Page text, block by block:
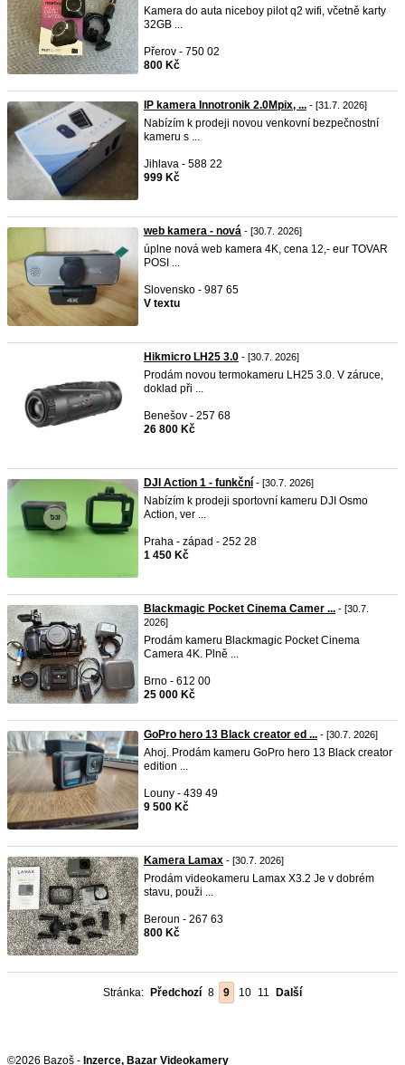
Kamera do auta niceboy pilot q2 wifi, včetně karty
32GB ...
Přerov - 750 02
800 Kč
IP kamera Innotronik 2.0Mpix, ... - [31.7. 2026]
Nabízím k prodeji novou venkovní bezpečnostní
kameru s ...
Jihlava - 588 22
999 Kč
web kamera - nová - [30.7. 2026]
úplne nová web kamera 4K, cena 12,- eur TOVAR
POSI ...
Slovensko - 987 65
V textu
Hikmicro LH25 3.0 - [30.7. 2026]
Prodám novou termokameru LH25 3.0. V záruce,
doklad při ...
Benešov - 257 68
26 800 Kč
DJI Action 1 - funkční - [30.7. 2026]
Nabízím k prodeji sportovní kameru DJI Osmo
Action, ver ...
Praha - západ - 252 28
1 450 Kč
Blackmagic Pocket Cinema Camer ... - [30.7.
2026]
Prodám kameru Blackmagic Pocket Cinema
Camera 4K. Plně ...
Brno - 612 00
25 000 Kč
GoPro hero 13 Black creator ed ... - [30.7. 2026]
Ahoj. Prodám kameru GoPro hero 13 Black creator
edition ...
Louny - 439 49
9 500 Kč
Kamera Lamax - [30.7. 2026]
Prodám videokameru Lamax X3.2 Je v dobrém
stavu, použi ...
Beroun - 267 63
800 Kč
Stránka: Předchozí 8 9 10 11 Další
©2026 Bazoš - Inzerce, Bazar Videokamery